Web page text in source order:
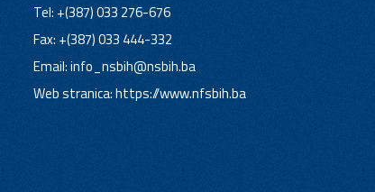
Tel: +(387) 033 276-676
Fax: +(387) 033 444-332
Email:info_nsbih@nsbih.ba
Web stranica: https://www.nfsbih.ba